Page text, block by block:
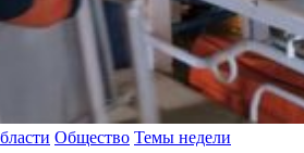
Общество Темы недели